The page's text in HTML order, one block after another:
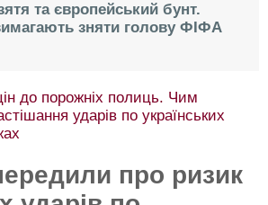
та європейський бунт.
зняти голову ФІФА
до порожніх полиць. Чим
ударів по українських
про ризик